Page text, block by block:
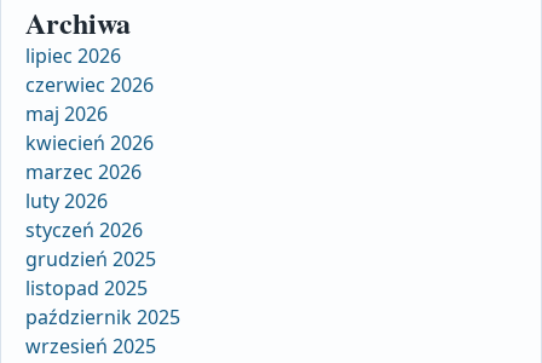
Archiwa
lipiec 2026
czerwiec 2026
maj 2026
kwiecień 2026
marzec 2026
luty 2026
styczeń 2026
grudzień 2025
listopad 2025
październik 2025
wrzesień 2025